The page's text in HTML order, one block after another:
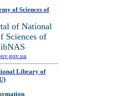
of Sciences of
of National
Sciences of
Library of